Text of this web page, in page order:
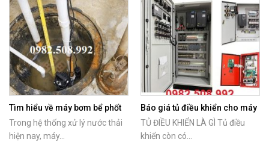
Tìm hiểu về máy bơm bể phốt
Tsurumi
Trong hệ thống xử lý nước thải
hiện nay, máy...
Báo giá tủ điều khiển cho máy
bơm nước
TỦ ĐIỀU KHIỂN LÀ GÌ Tủ điều
khiển còn có...